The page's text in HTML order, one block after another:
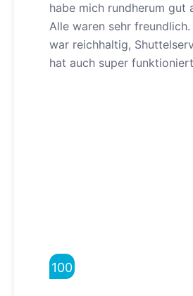
habe mich rundherum gut
Alle waren sehr
war reichhaltig,
hat auch super
100